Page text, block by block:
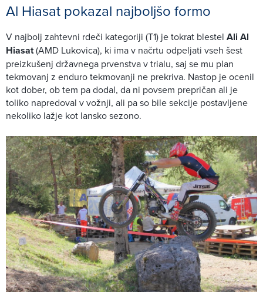
Al Hiasat pokazal najboljšo formo
V najbolj zahtevni rdeči kategoriji (T1) je tokrat blestel Ali Al
Hiasat(AMD Lukovica), ki ima v načrtu odpeljati vseh šest
preizkušenj državnega prvenstva v trialu, saj se mu plan
tekmovanj z enduro tekmovanji ne prekriva. Nastop je ocenil
kot dober, ob tem pa dodal, da ni povsem prepričan ali je
toliko napredoval v vožnji, ali pa so bile sekcije postavljene
nekoliko lažje kot lansko sezono.